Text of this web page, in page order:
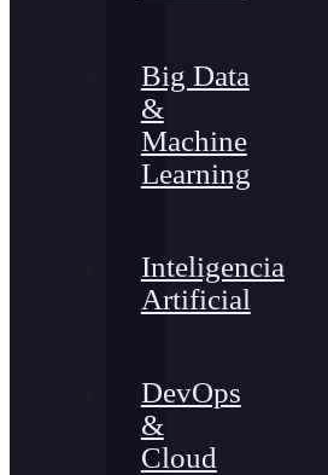
Big Data
&
Machine
Learning
Inteligencia
Artificial
DevOps
&
Cloud